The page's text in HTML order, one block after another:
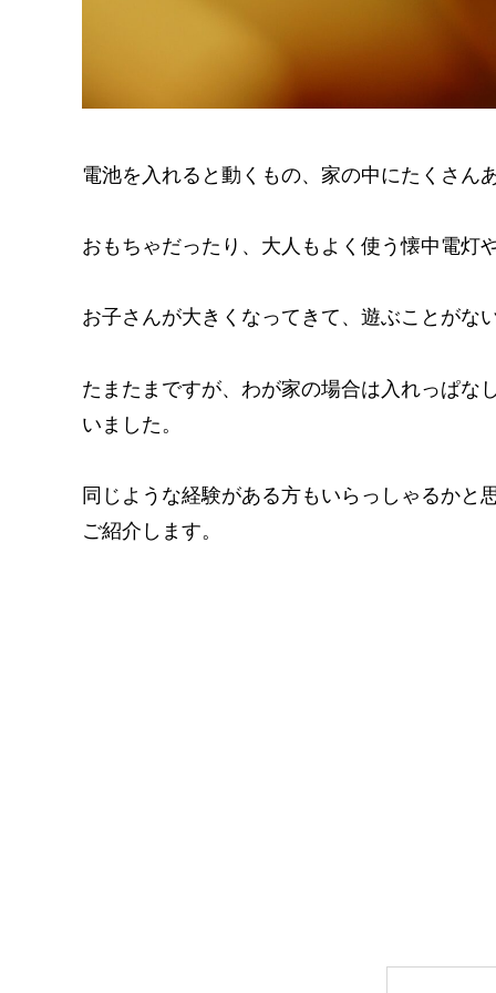
電池を入れると動くもの、家の中にたくさん
おもちゃだったり、大人もよく使う懐中電灯
お子さんが大きくなってきて、遊ぶことがな
たまたまですが、わが家の場合は入れっぱな
いました。
同じような経験がある方もいらっしゃるかと
ご紹介します。